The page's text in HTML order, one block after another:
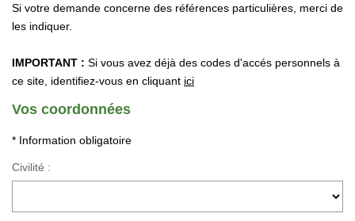
GESTION LOCATIVE
Si votre demande concerne des références particulières, merci de
les indiquer.
IMPORTANT : Si vous avez déjà des codes d'accés personnels à
ce site, identifiez-vous en cliquant ici
Vos coordonnées
* Information obligatoire
Civilité :